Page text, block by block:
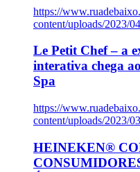
https://
content/uploads/2023/
Le Petit Chef – a
interativa chega
Spa
https://
content/uploads/2023/
HEINEKEN®